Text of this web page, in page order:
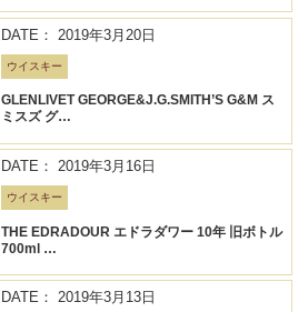
DATE： 2019年3月20日
ウイスキー
GLENLIVET GEORGE&J.G.SMITH’S G&M ス
ミスズ グ…
DATE： 2019年3月16日
ウイスキー
THE EDRADOUR エドラダワー 10年 旧ボトル
700ml …
DATE： 2019年3月13日